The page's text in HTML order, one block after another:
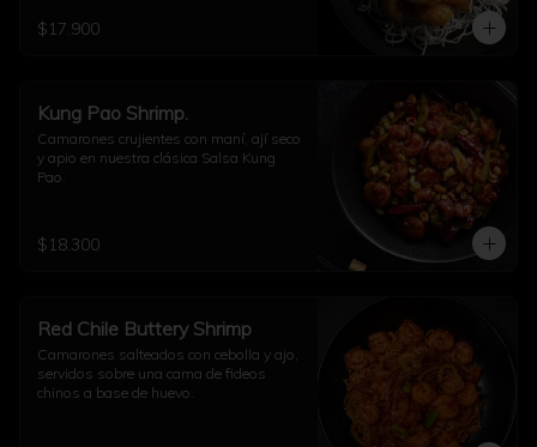
$17.900
Kung Pao Shrimp.
Camarones crujientes con maní, ají seco
y apio en nuestra clásica Salsa Kung
Pao.
$18.300
Red Chile Buttery Shrimp
Camarones salteados con cebolla y ajo,
servidos sobre una cama de fideos
chinos a base de huevo.